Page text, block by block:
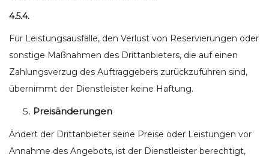
4.5.4.
Für Leistungsausfälle, den Verlust von Reservierungen oder
sonstige Maßnahmen des Drittanbieters, die auf einen
Zahlungsverzug des Auftraggebers zurückzuführen sind,
übernimmt der Dienstleister keine Haftung.
Preisänderungen
Ändert der Drittanbieter seine Preise oder Leistungen vor
Annahme des Angebots, ist der Dienstleister berechtigt,